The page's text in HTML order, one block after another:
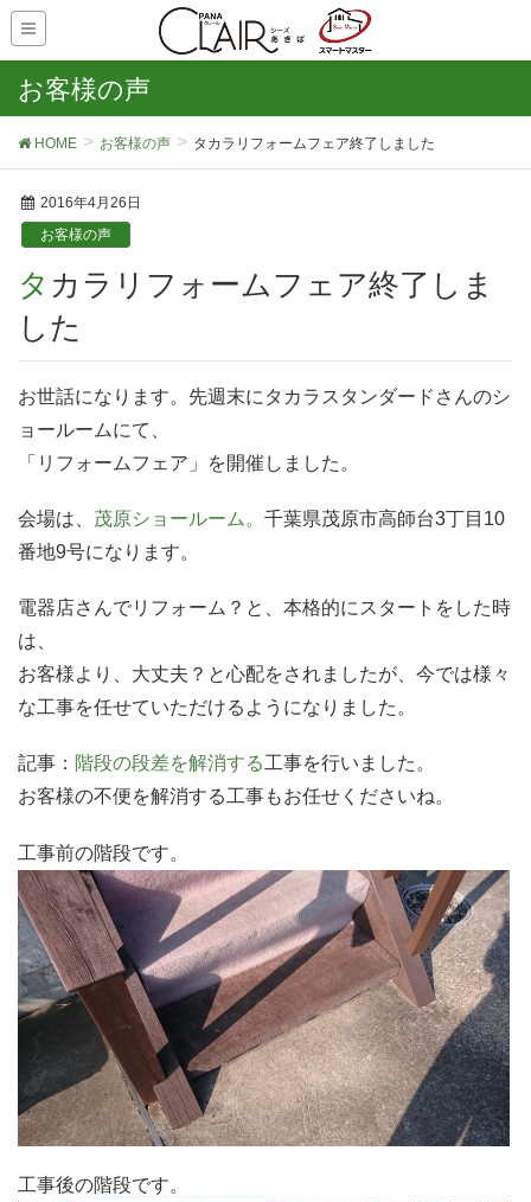
お客様の声
HOME お客様の声 タカラリフォームフェア終了しました
2016年4月26日
お客様の声
タカラリフォームフェア終了しま
した
お世話になります。先週末にタカラスタンダードさんのシ
ョールームにて、
「リフォームフェア」を開催しました。
会場は、 茂原ショールーム。 千葉県茂原市高師台3丁目10
番地9号になります。
電器店さんでリフォーム？と、本格的にスタートをした時
は、
お客様より、大丈夫？と心配をされましたが、今では様々
な工事を任せていただけるようになりました。
記事： 階段の段差を解消する工事を行いました。
お客様の不便を解消する工事もお任せくださいね。
工事前の階段です。
工事後の階段です。